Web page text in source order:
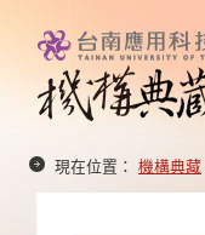
現在位置： 機構典藏